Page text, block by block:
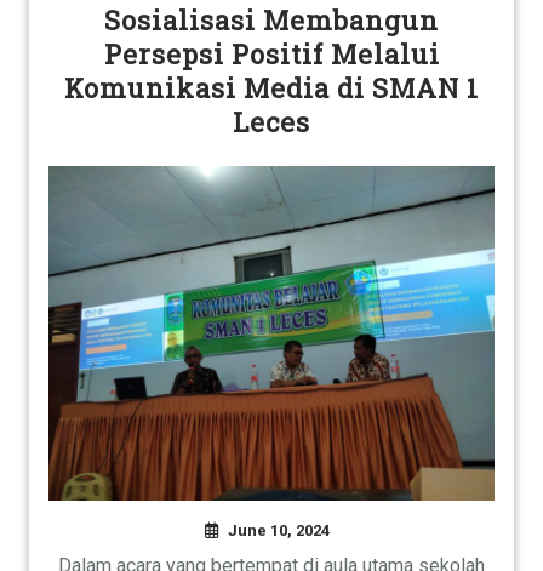
Sosialisasi Membangun
Persepsi Positif Melalui
Komunikasi Media di SMAN 1
Leces
June 10, 2024
Dalam acara yang bertempat di aula utama sekolah